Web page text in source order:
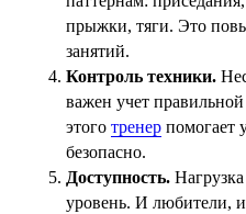
прыжки, тяги. Это
занятий.
Контроль техники.
важен учет
этого тренер помогает
безопасно.
Доступность.
уровень. И любители,